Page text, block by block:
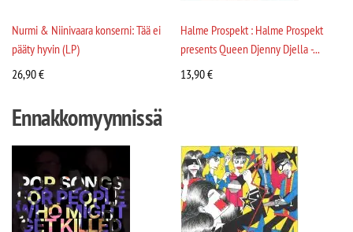
Nurmi & Niinivaara konserni: Tää ei
pääty hyvin (LP)
26,90€
Halme Prospekt : Halme Prospekt
presents Queen Djenny Djella -...
13,90€
Ennakkomyynnissä